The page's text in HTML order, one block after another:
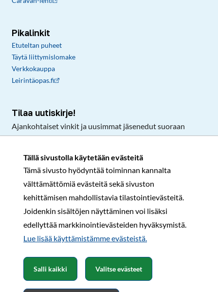
Tällä sivustolla käytetään evästeitä
Tämä sivusto hyödyntää toiminnan kannalta
välttämättömiä evästeitä sekä sivuston
kehittämisen mahdollistavia tilastointievästeitä.
Joidenkin sisältöjen näyttäminen voi lisäksi
edellyttää markkinointievästeiden hyväksymistä.
Lue lisää käyttämistämme evästeistä.​​​​​​
Salli kaikki Valitse evästeet
Pikalinkit
Etuteltan puheet
Täytä liittymislomake
Verkkokauppa
Leirintäopas.fi
Tilaa uutiskirje!
Ajankohtaiset vinkit ja uusimmat jäsenedut suoraan
Rekisteri- ja tietosuojaselosteSopimusehdot